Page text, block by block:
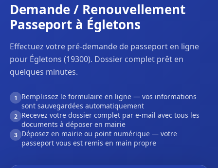
Demande / Renouvellement
Passeport à Égletons
Effectuez votre pré-demande de passeport en ligne
pour Égletons (19300). Dossier complet prêt en
quelques minutes.
1
Remplissez le formulaire en ligne — vos informations
sont sauvegardées automatiquement
2 Recevez votre dossier complet par e-mail avec tous les
documents à déposer en mairie
3 Déposez en mairie ou point numérique — votre
passeport vous est remis en main propre